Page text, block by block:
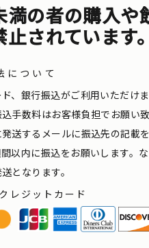
満の者の購入や
されています。
について
、銀行振込がご利用いただけま
手数料はお客様負担でお願い
送するメールに振込先の記載
以内に振込をお願いします。
となります。
レジットカード